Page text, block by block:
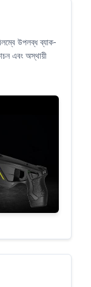
উপলব্ধ ব্যাক-
এবং অস্থায়ী